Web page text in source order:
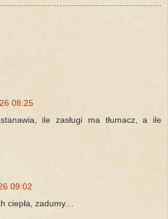
08:25
ile zasługi ma tłumacz, a ile
09:02
ciepła, zadumy…